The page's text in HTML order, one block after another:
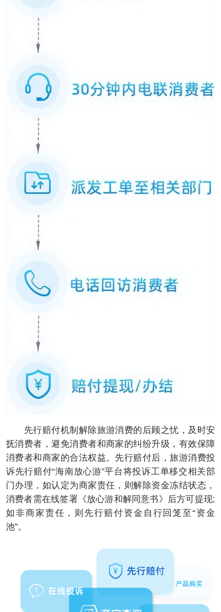
先行赔付机制解除旅游消费的后顾之忧，及时安
抚消费者，避免消费者和商家的纠纷升级，有效保障
消费者和商家的合法权益。先行赔付后，旅游消费投
诉先行赔付“海南放心游”平台将投诉工单移交相关部
门办理，如认定为商家责任，则解除资金冻结状态，
消费者需在线签署《放心游和解同意书》后方可提现;
如非商家责任，则先行赔付资金自行回笼至“资金
池”。